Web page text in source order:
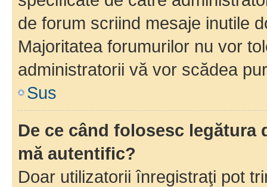
de forum scriind mesaje inutile
Majoritatea forumurilor nu vor
administratorii vă vor scădea
Sus
De ce când folosesc
mă autentific?
Doar utilizatorii înregistraţi pot